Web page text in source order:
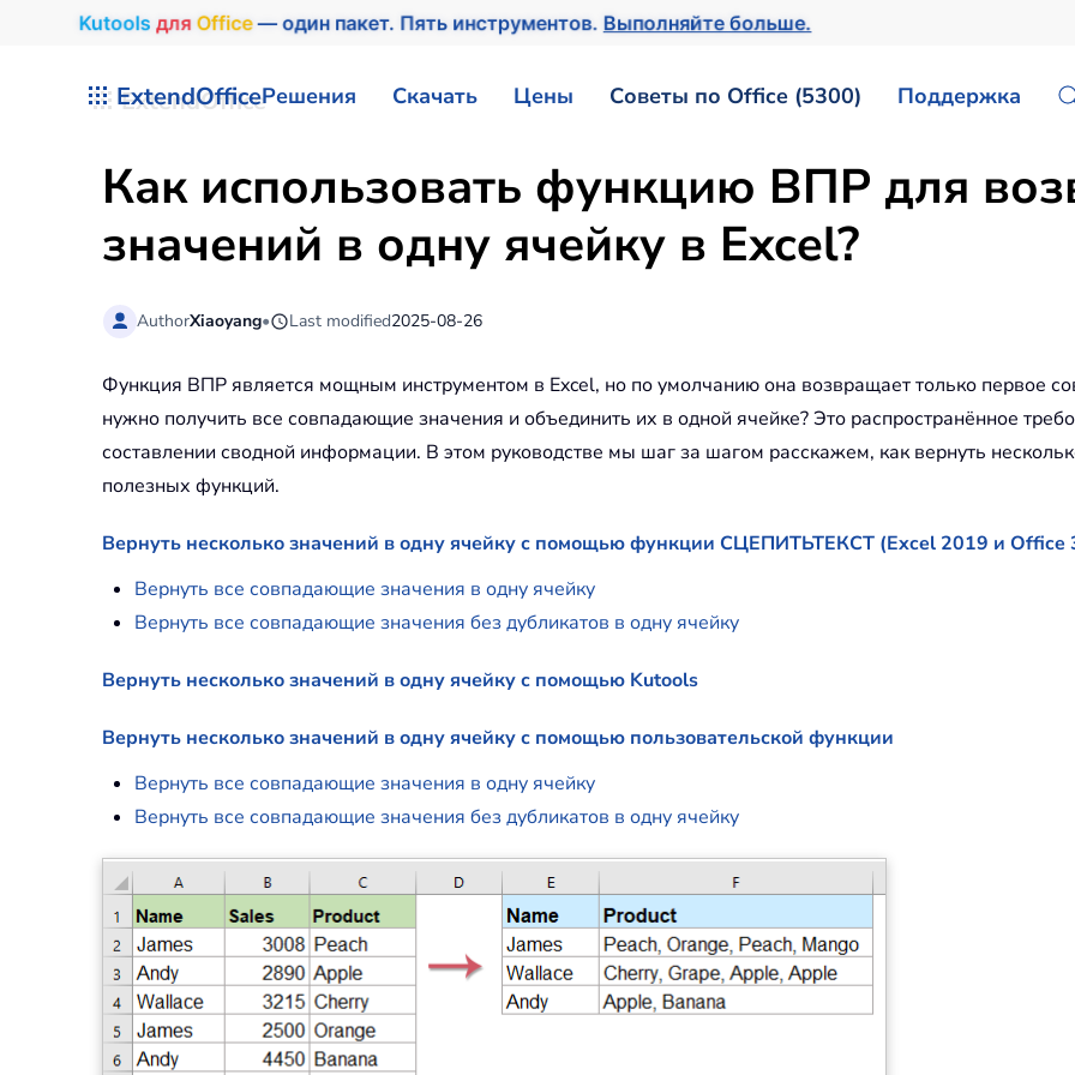
Kutools для Office— один пакет. Пять инструментов.Выполняйте больше.
ExtendOfficeРешения Скачать Цены Советы по Office (5300) Поддержка
Как использовать функцию ВПР для
значений в одну ячейку в Excel?
AuthorXiaoyang• Last modified2025-08-26
Функция ВПР является мощным инструментом в Excel, но по умолчанию она возвращает только первое
нужно получить все совпадающие значения и объединить их в одной ячейке? Это распространённое
составлении сводной информации. В этом руководстве мы шаг за шагом расскажем, как вернуть
полезных функций.
Вернуть несколько значений в одну ячейку с помощью функции СЦЕПИТЬТЕКСТ (Excel 2019 и Office
Вернуть все совпадающие значения в одну ячейку
Вернуть все совпадающие значения без дубликатов в одну ячейку
Вернуть несколько значений в одну ячейку с помощью Kutools
Вернуть несколько значений в одну ячейку с помощью пользовательской функции
Вернуть все совпадающие значения в одну ячейку
Вернуть все совпадающие значения без дубликатов в одну ячейку